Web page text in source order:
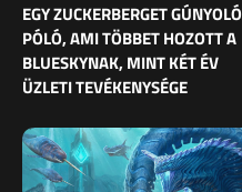
EGY ZUCKERBERGET GÚNYOLÓ
PÓLÓ, AMI TÖBBET HOZOTT A
BLUESKYNAK, MINT KÉT ÉV
ÜZLETI TEVÉKENYSÉGE